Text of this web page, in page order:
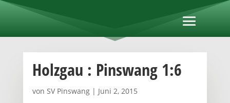
Holzgau : Pinswang 1:6
von SV Pinswang| Juni 2, 2015